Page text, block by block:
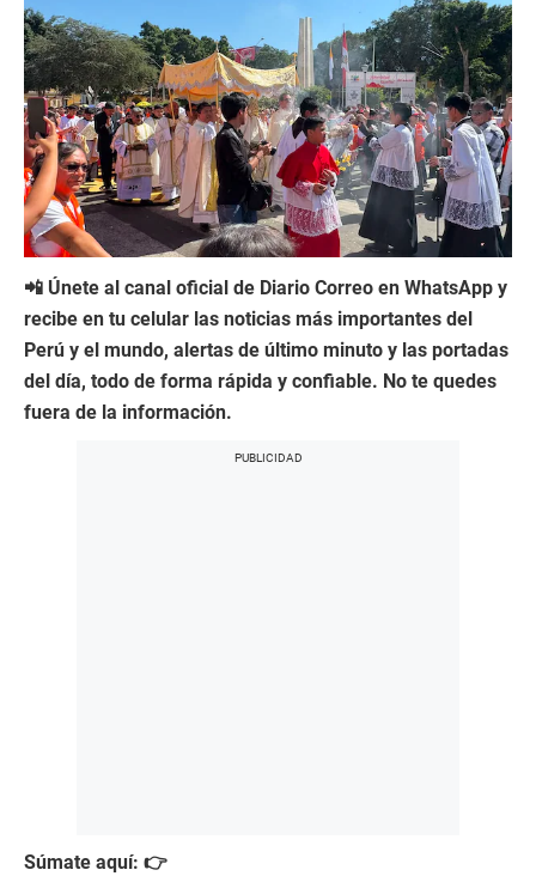
📲 Únete al canal oficial de Diario Correo en WhatsApp y
recibe en tu celular las noticias más importantes del
Perú y el mundo, alertas de último minuto y las portadas
del día, todo de forma rápida y confiable. No te quedes
fuera de la información.
Súmate aquí: 👉